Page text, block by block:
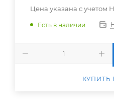
Цена указана с учетом
Есть в наличии
КУПИТЬ